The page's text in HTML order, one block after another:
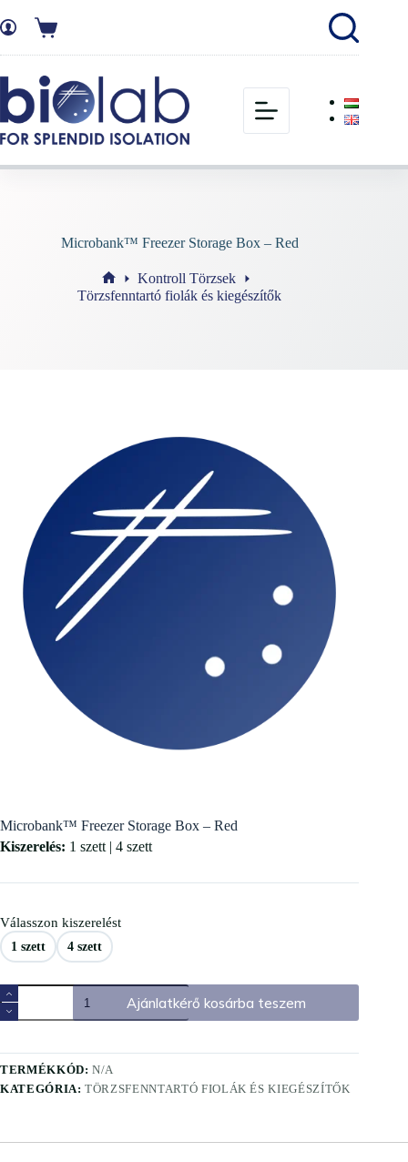
Microbank™ Freezer Storage Box – Red
Kontroll Törzsek
Törzsfenntartó fiolák és kiegészítők
Microbank™ Freezer Storage Box – Red
Kiszerelés: 1 szett | 4 szett
Válasszon kiszerelést
1 szett 4 szett
Ajánlatkérő kosárba teszem
TERMÉKKÓD:N/A
KATEGÓRIA:TÖRZSFENNTARTÓ FIOLÁK ÉS KIEGÉSZÍTŐK